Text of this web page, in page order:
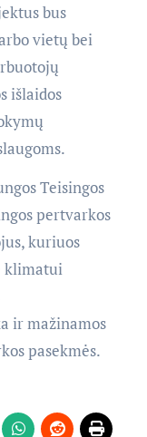
bus
vietų bei
išlaidos
Teisingos
pertvarkos
kuriuos
klimatui
ir mažinamos
pasekmės.